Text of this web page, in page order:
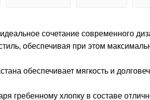
сочетание современного
обеспечивая при этом
обеспечивает мягкость и
гребенному хлопку в составе